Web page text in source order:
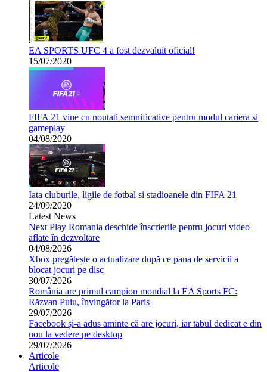
EA SPORTS UFC 4 a fost dezvaluit oficial!
15/07/2020
FIFA 21 vine cu noutati semnificative pentru modul cariera si
gameplay
04/08/2020
Iata cluburile, ligile de fotbal si stadioanele din FIFA 21
24/09/2020
Latest News
Next Play Romania deschide înscrierile pentru jocuri video
aflate în dezvoltare
04/08/2026
Xbox pregătește o actualizare după ce pana de servicii a
blocat jocuri pe disc
30/07/2026
România are primul campion mondial la EA Sports FC:
Răzvan Puiu, învingător la Paris
29/07/2026
Facebook și-a adus aminte că are jocuri, iar tabul dedicat e din
nou la vedere pe desktop
29/07/2026
Articole
Articole